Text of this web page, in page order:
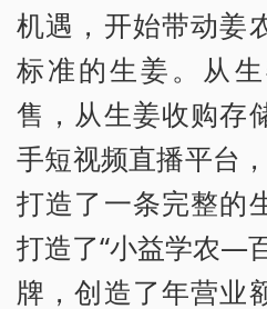
机遇，开始带动姜
标准的生姜。从
售，从生姜收购存
手短视频直播平台
打造了一条完整的
打造了“小益学农—
牌，创造了年营业